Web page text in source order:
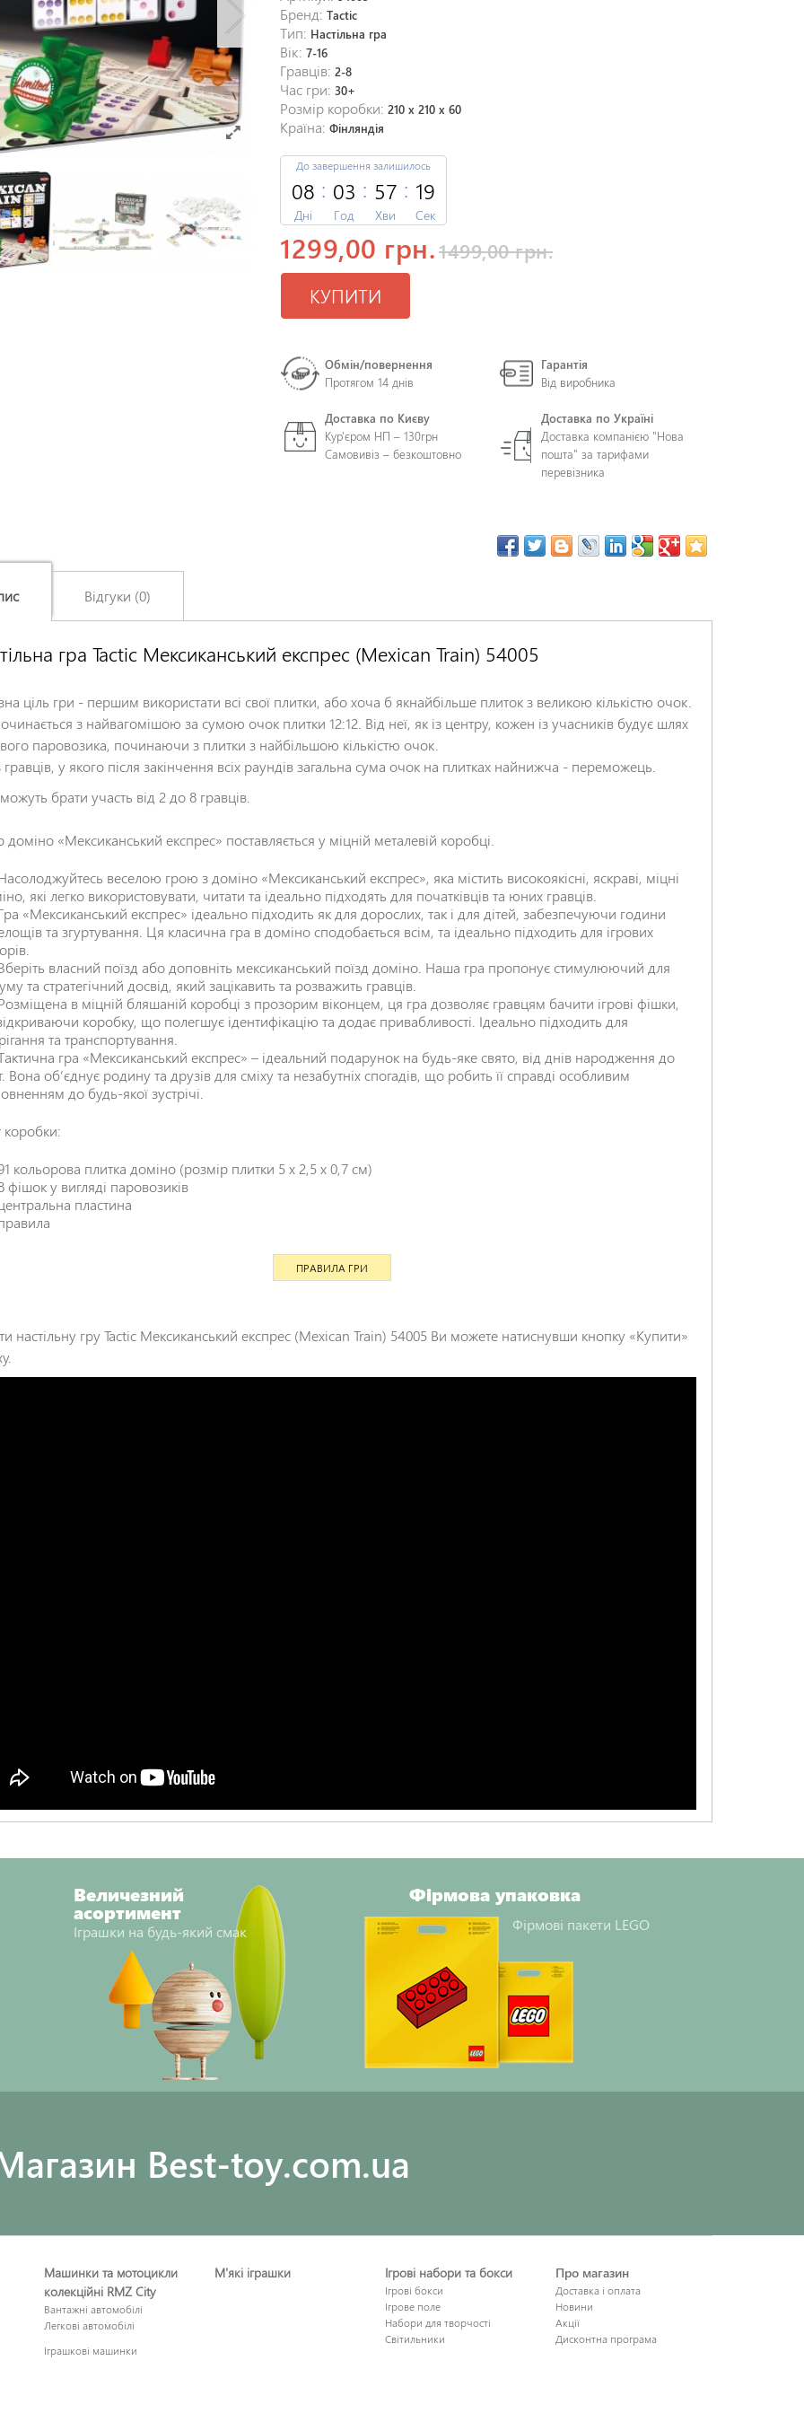
Бренд:Tactic
Тип: Настільна гра
Вік:7-16
Гравців:2-8
Час гри:30+
Розмір коробки:210 x 210 x 60
Країна:Фінляндія
До завершення залишилось
08
Дні
03
Год
57
Хви
19
Сек
1299,00 грн.1499,00 грн.
КУПИТИ
Обмін/повернення
Протягом 14 днів
Гарантія
Від виробника
Доставка по Києву
Кур'єром НП – 130грн
Самовивіз – безкоштовно
Доставка по Україні
Доставка компанією "Нова
пошта" за тарифами
перевізника
Відгуки (0)
гра Tactic Мексиканський експрес (Mexican Train) 54005
ціль гри - першим використати всі свої плитки, або хоча б якнайбільше плиток з великою кількістю очок.
з найвагомішою за сумою очок плитки 12:12. Від неї, як із центру, кожен із учасників будує шлях
паровозика, починаючи з плитки з найбільшою кількістю очок.
у якого після закінчення всіх раундів загальна сума очок на плитках найнижча - переможець.
брати участь від 2 до 8 гравців.
доміно «Мексиканський експрес» поставляється у міцній металевій коробці.
веселою грою з доміно «Мексиканський експрес», яка містить високоякісні, яскраві, міцні
які легко використовувати, читати та ідеально підходять для початківців та юних гравців.
«Мексиканський експрес» ідеально підходить як для дорослих, так і для дітей, забезпечуючи години
та згуртування. Ця класична гра в доміно сподобається всім, та ідеально підходить для ігрових
власний поїзд або доповніть мексиканський поїзд доміно. Наша гра пропонує стимулюючий для
та стратегічний досвід, який зацікавить та розважить гравців.
в міцній бляшаній коробці з прозорим віконцем, ця гра дозволяє гравцям бачити ігрові фішки,
коробку, що полегшує ідентифікацію та додає привабливості. Ідеально підходить для
та транспортування.
гра «Мексиканський експрес» – ідеальний подарунок на будь-яке свято, від днів народження до
Вона об’єднує родину та друзів для сміху та незабутніх спогадів, що робить її справді особливим
до будь-якої зустрічі.
коробки:
кольорова плитка доміно (розмір плитки 5 x 2,5 x 0,7 см)
фішок у вигляді паровозиків
пластина
ПРАВИЛА ГРИ
настільну гру Tactic Мексиканський експрес (Mexican Train) 54005 Ви можете натиснувши кнопку «Купити»
Залишіть відгук про цей товар першими
*
Заголовок відгуку
НАДІСЛАТИ ВІДГУК
Величезний
асортимент
Іграшки на будь-який смак
Фірмова упаковка
Фірмові пакети LEGO
Best-toy.com.ua
Машинки та мотоцикли
колекційні RMZ City
Вантажні автомобілі
Легкові автомобілі
Іграшкові машинки
М'які іграшки Ігрові набори та бокси
Ігрові бокси
Ігрове поле
Набори для творчості
Світильники
Про магазин
Доставка і оплата
Новини
Акції
Дисконтна програма